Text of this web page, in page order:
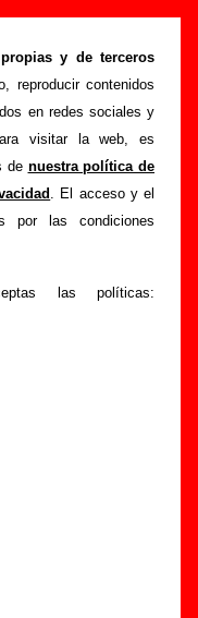
propias y de terceros
reproducir contenidos
en redes sociales y
visitar la web, es
de nuestra política de
. El acceso y el
por las condiciones
las políticas:
Los años luz
tipo de información
porChucho
incluidas en el disco,
otros tipos de
los datos
de la grabación
las mezclas y la
ediciones en otros